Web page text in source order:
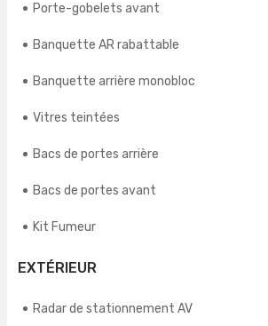
Porte-gobelets avant
Banquette AR rabattable
Banquette arrière monobloc
Vitres teintées
Bacs de portes arrière
Bacs de portes avant
Kit Fumeur
EXTÉRIEUR
Radar de stationnement AV